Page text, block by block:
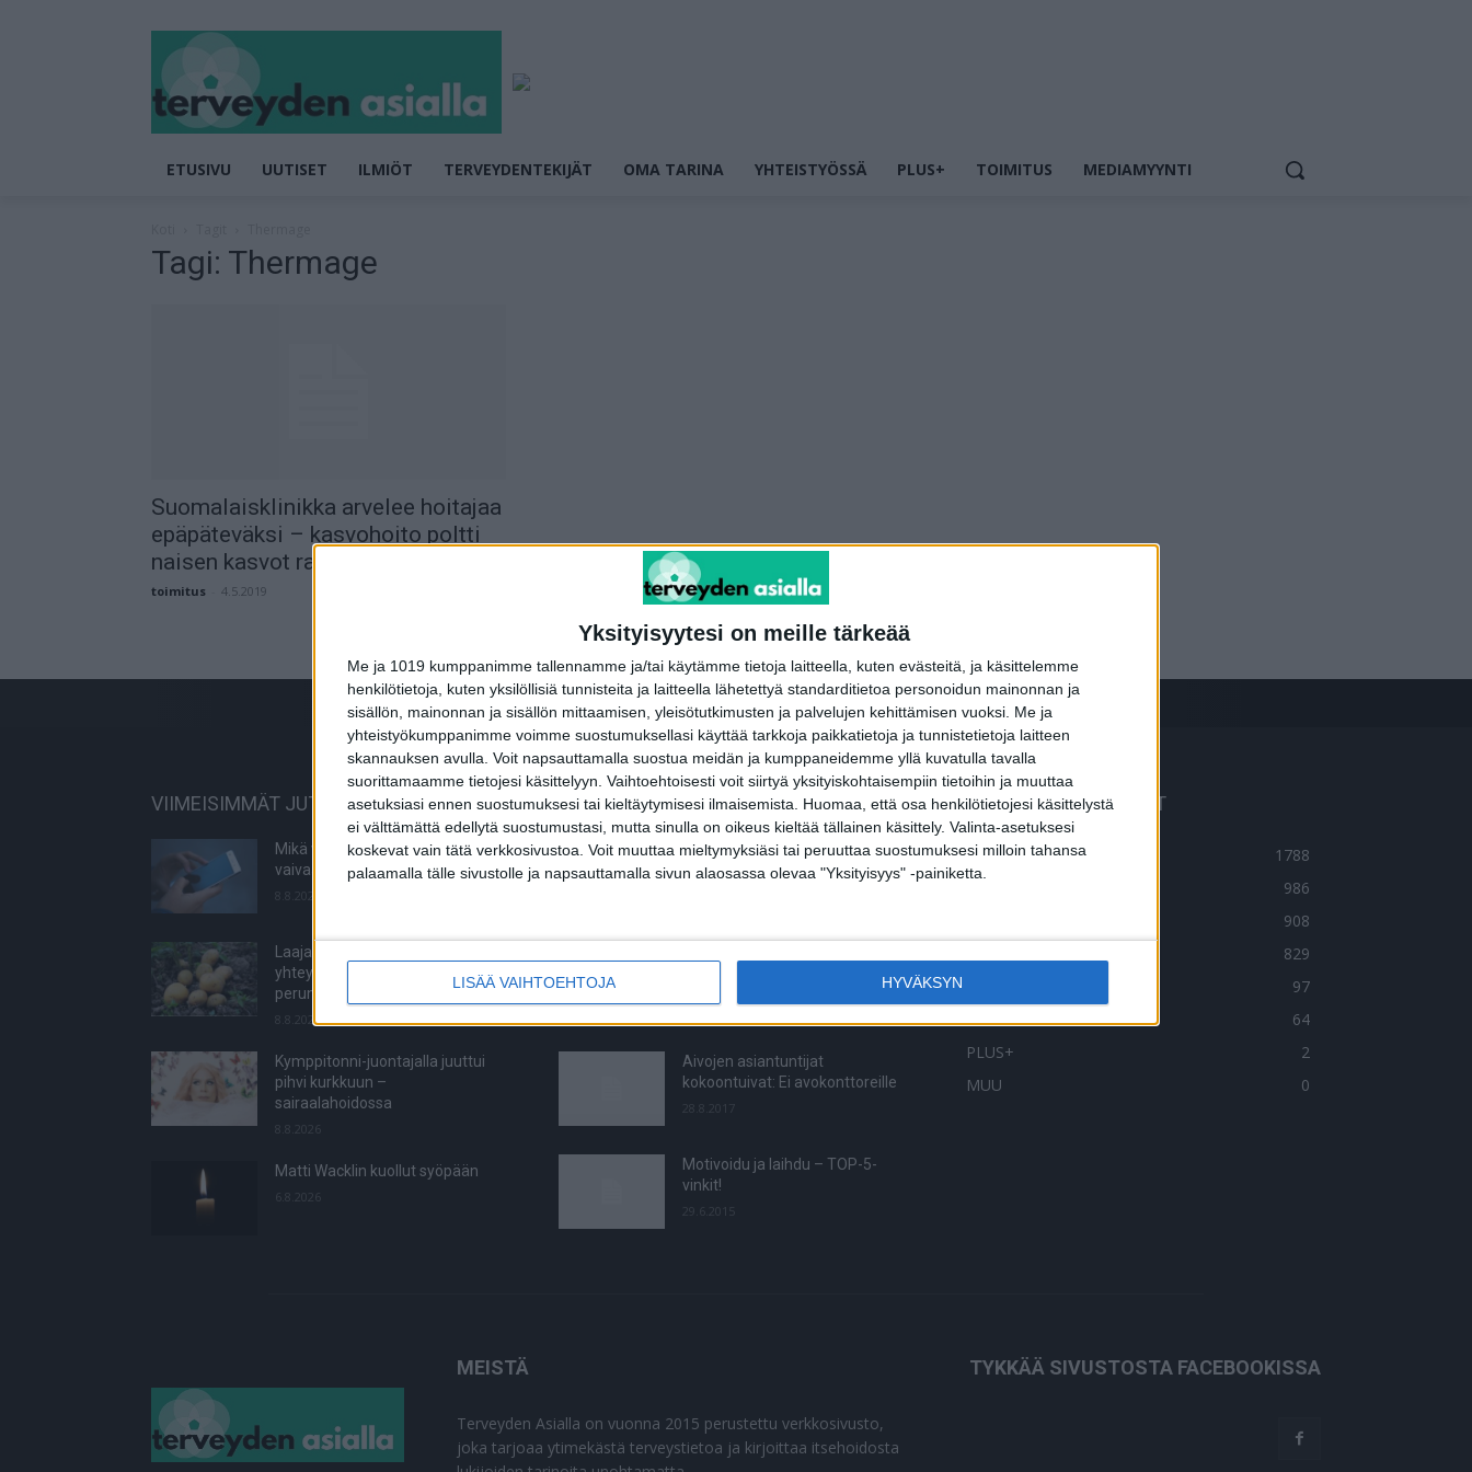
Yksityisyytesi on meille tärkeää
Me ja 1019 kumppanimme tallennamme ja/tai käytämme tietoja laitteella, kuten evästeitä, ja käsittelemme
henkilötietoja, kuten yksilöllisiä tunnisteita ja laitteella lähetettyä standarditietoa personoidun mainonnan ja
sisällön, mainonnan ja sisällön mittaamisen, yleisötutkimusten ja palvelujen kehittämisen vuoksi. Me ja
yhteistyökumppanimme voimme suostumuksellasi käyttää tarkkoja paikkatietoja ja tunnistetietoja laitteen
skannauksen avulla. Voit napsauttamalla suostua meidän ja kumppaneidemme yllä kuvatulla tavalla
suorittamaamme tietojesi käsittelyyn. Vaihtoehtoisesti voit siirtyä yksityiskohtaisempiin tietoihin ja muuttaa
asetuksiasi ennen suostumuksesi tai kieltäytymisesi ilmaisemista.
Huomaa, että osa henkilötietojesi käsittelystä
ei välttämättä edellytä suostumustasi, mutta sinulla on oikeus kieltää tällainen käsittely. Valinta-asetuksesi
koskevat vain tätä verkkosivustoa. Voit muuttaa mieltymyksiäsi tai peruuttaa suostumuksesi milloin tahansa
palaamalla tälle sivustolle ja napsauttamalla sivun alaosassa olevaa "Yksityisyys" -painiketta.
LISÄÄ VAIHTOEHTOJA HYVÄKSYN
ETUSIVU UUTISET ILMIÖT TERVEYDENTEKIJÄT OMA TARINA YHTEISTYÖSSÄ PLUS+ TOIMITUS MEDIAMYYNTI
Tagi: Thermage
Suomalaisklinikka arvelee hoitajaa
epäpäteväksi – kasvohoito poltti
naisen kasvot rakkuloille
toimitus 4.5.2019
VIIMEISIMMÄT JUTUT
Mikä varsinkin miehiä oikein
vaivaa Facebookissa?
Laaja tutkimus löysi selvän
yhteyden diabetesriskiin – syötkö
perunasi näin?
8.8.2026
Kymppitonni-juontajalla juuttui
pihvi kurkkuun –
sairaalahoidossa
8.8.2026
Matti Wacklin kuollut syöpään
6.8.2026
POIMITUT PALAT
Väitöstutkimus: Elämänhalu on
tärkeää elinajan ennusteen
Älä siirrä hammaslääkäripelkoasi
6.4.2019
Aivojen asiantuntijat
kokoontuivat: Ei avokonttoreille
28.8.2017
Motivoidu ja laihdu – TOP-5-
vinkit!
29.6.2015
SUOSITUIMMAT OSIOT
UUTISET
1788
986
908
829
97
YHTEISTYÖSSÄ
64
PLUS+
2
MUU
0
MEISTÄ
Terveyden Asialla on vuonna 2015 perustettu verkkosivusto,
joka tarjoaa ytimekästä terveystietoa ja kirjoittaa itsehoidosta
TYKKÄÄ SIVUSTOSTA FACEBOOKISSA